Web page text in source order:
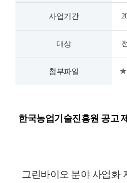
사업기간
대상
첨부파일
한국농업기술진흥원 공고 제
그린바이오 분야 사업화